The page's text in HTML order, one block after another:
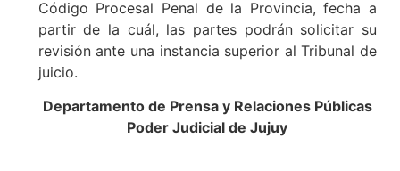
Código Procesal Penal de la Provincia, fecha a
partir de la cuál, las partes podrán solicitar su
revisión ante una instancia superior al Tribunal de
juicio.
Departamento de Prensa y Relaciones Públicas
Poder Judicial de Jujuy